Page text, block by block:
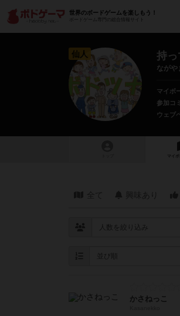
世界のボードゲームを楽しもう！
ボードゲーム専門の総合情報サイト
仙人 持っ
ながや
マイボ
参加コ
ウェブ
マイ
かさねっこ